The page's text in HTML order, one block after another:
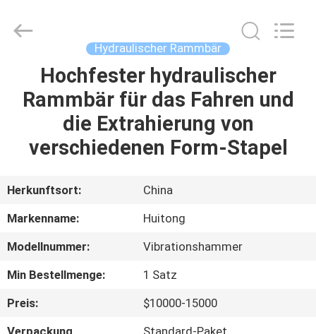
HAUSE
PRODUKTE
VR-
SHOW
ÜBER
UNS
WERKSBESICHTIGUNG
Hydraulischer Rammbär
Hochfester hydraulischer
Rammbär für das Fahren und
die Extrahierung von
verschiedenen Form-Stapel
Herkunftsort:
China
Markenname:
Huitong
Modellnummer:
Vibrationshammer
Min Bestellmenge:
1 Satz
Preis:
$10000-15000